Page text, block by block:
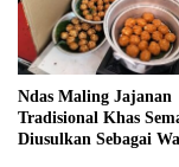
Ndas Maling Jajanan
Tradisional Khas
Diusulkan Sebagai